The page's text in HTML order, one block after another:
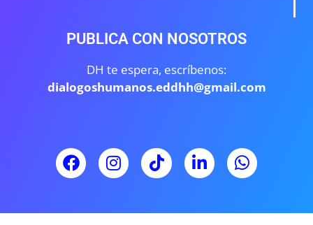
PUBLICA CON NOSOTROS
DH te espera, escríbenos:
dialogoshumanos.eddhh@gmail.com